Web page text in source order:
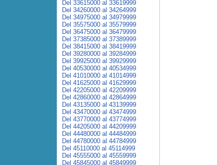
Del 33615000 al 33619999
Del 34260000 al 34264999
Del 34975000 al 34979999
Del 35575000 al 35579999
Del 36475000 al 36479999
Del 37385000 al 37389999
Del 38415000 al 38419999
Del 39280000 al 39284999
Del 39925000 al 39929999
Del 40530000 al 40534999
Del 41010000 al 41014999
Del 41625000 al 41629999
Del 42205000 al 42209999
Del 42860000 al 42864999
Del 43135000 al 43139999
Del 43470000 al 43474999
Del 43770000 al 43774999
Del 44205000 al 44209999
Del 44480000 al 44484999
Del 44780000 al 44784999
Del 45110000 al 45114999
Del 45555000 al 45559999
Del 45845000 al 45849999